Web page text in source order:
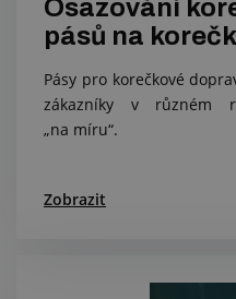
Osazování
pásů na
Pásy pro korečkové
zákazníky v různém
„na míru“.
Zobrazit